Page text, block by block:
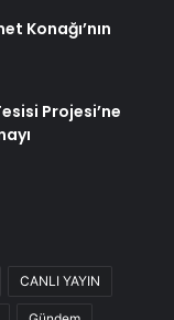
Konağı’nın
Projesi’ne
CANLI YAYIN